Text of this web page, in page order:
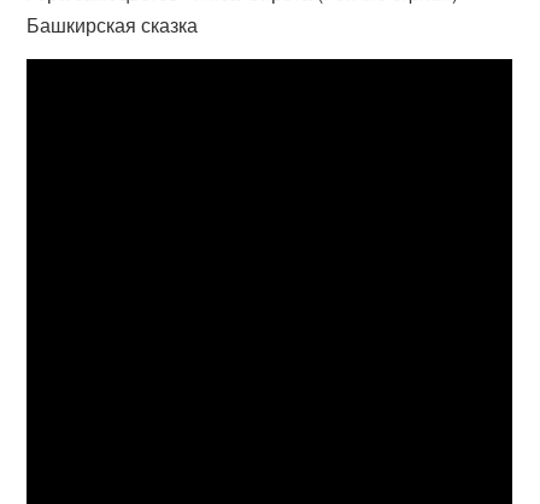
Башкирская сказка